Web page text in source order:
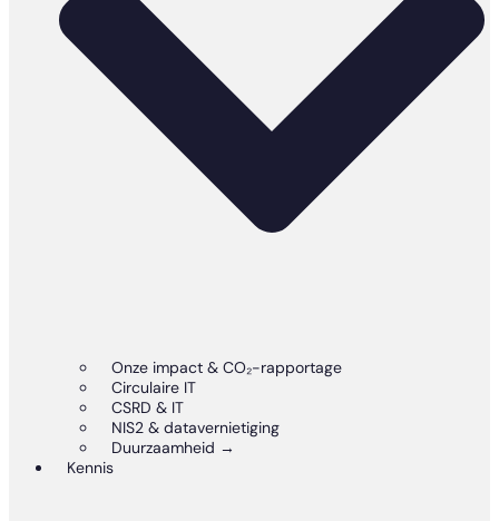
Onze impact & CO₂-rapportage
Circulaire IT
CSRD & IT
NIS2 & datavernietiging
Duurzaamheid →
Kennis